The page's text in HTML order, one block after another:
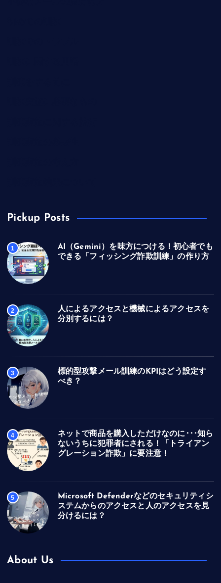
Pickup Posts
1
AI（Gemini）を味方につける！初心者でも
できる「フィッシング詐欺訓練」の作り方
2
人によるアクセスと機械によるアクセスを
分別するには？
3
標的型攻撃メール訓練のKPIはどう設定す
べき？
4
ネットで商品を購入しただけなのに･･･知ら
ないうちに犯罪者にされる！「トライアン
グレーション詐欺」に要注意！
5
Microsoft Defenderなどのセキュリティシ
ステムからのアクセスと人のアクセスを見
分けるには？
About Us